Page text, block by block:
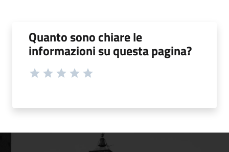
Quanto sono chiare le
informazioni su questa pagina?